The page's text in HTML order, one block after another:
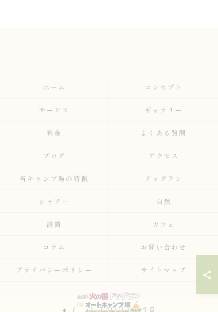
ホーム コンセプト
サービス ギャラリー
料金 よくある質問
ブログ アクセス
当キャンプ場の特徴 ドッグラン
シャワー 自然
設備 カフェ
コラム お問い合わせ
プライバシーポリシー サイトマップ